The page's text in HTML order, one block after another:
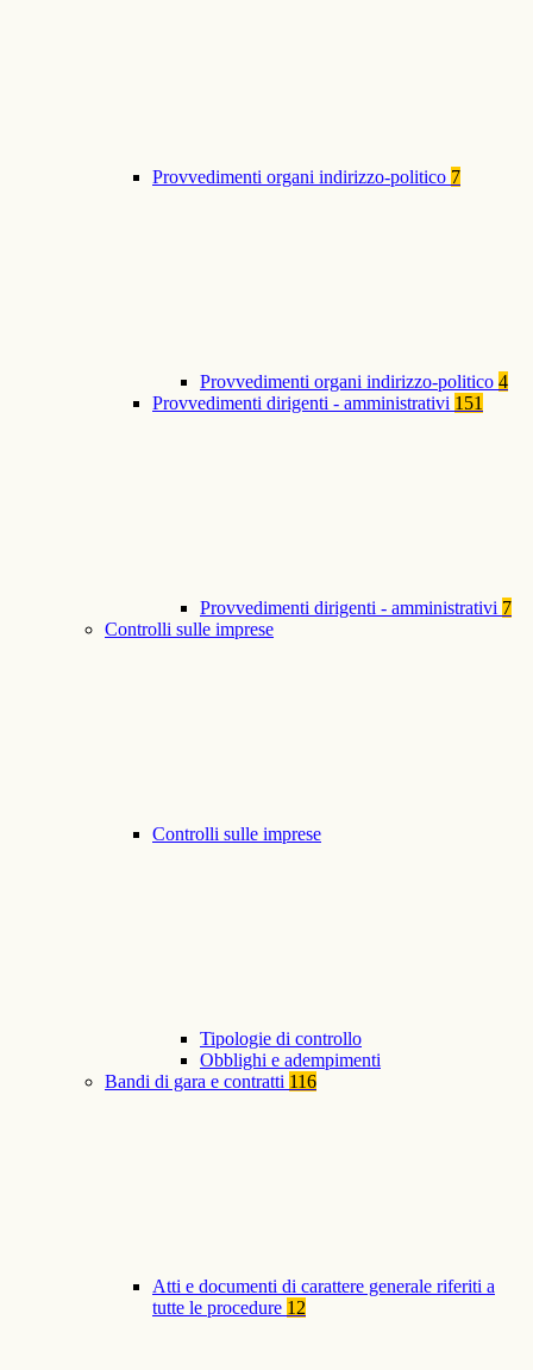
Provvedimenti organi indirizzo-politico 7
Provvedimenti organi indirizzo-politico 4
Provvedimenti dirigenti - amministrativi 151
Provvedimenti dirigenti - amministrativi 7
Controlli sulle imprese
Controlli sulle imprese
Tipologie di controllo
Obblighi e adempimenti
Bandi di gara e contratti 116
Atti e documenti di carattere generale riferiti a
tutte le procedure 12